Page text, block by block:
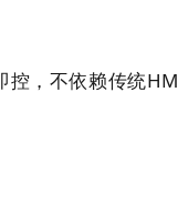
，不依赖传统